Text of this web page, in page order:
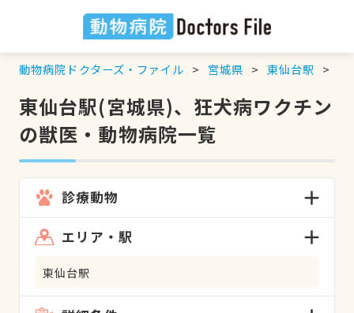
動物病院ドクターズ・ファイル 宮城県 東仙台駅
東仙台駅(宮城県)、狂犬病ワクチン
の獣医・動物病院一覧
診療動物
エリア・駅
東仙台駅